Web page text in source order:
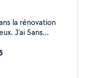
J'ai 5ans